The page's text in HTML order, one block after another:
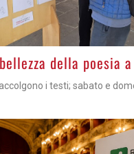
della poesia
i testi; sabato e